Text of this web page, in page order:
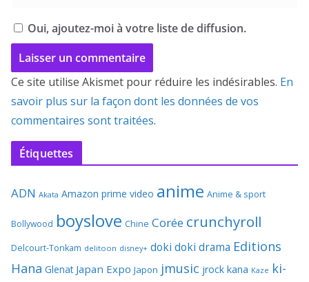
Oui, ajoutez-moi à votre liste de diffusion.
Ce site utilise Akismet pour réduire les indésirables. En
savoir plus sur la façon dont les données de vos
commentaires sont traitées.
Étiquettes
ADN Akata Amazon prime video anime Anime & sport
Bollywood boyslove Chine Corée crunchyroll
Delcourt-Tonkam delitoon disney+ doki doki drama Editions
Hana Glenat Japan Expo Japon jmusic jrock kana Kaze ki-